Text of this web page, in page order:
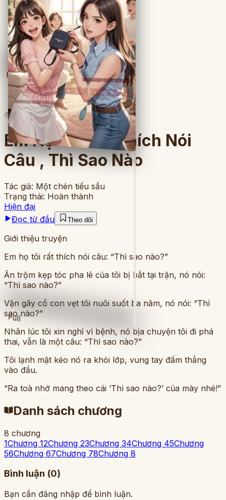
Full
Full
4 lượt đọc· 8chương
Em Họ Tôi Rất Thích Nói
Câu , Thì Sao Nào
Tác giả: Một chén tiếu sầu
Trạng thái: Hoàn thành
Hiện đại
Đọc từ đầu
Theo dõi
Giới thiệu truyện
Em họ tôi rất thích nói câu: “Thì sao nào?”
Ăn trộm kẹp tóc pha lê của tôi bị bắt tại trận, nó nói:
“Thì sao nào?”
Vặn gãy cổ con vẹt tôi nuôi suốt ba năm, nó nói: “Thì
sao nào?”
Nhân lúc tôi xin nghỉ vì bệnh, nó bịa chuyện tôi đi phá
thai, vẫn là một câu: “Thì sao nào?”
Tôi lạnh mặt kéo nó ra khỏi lớp, vung tay đấm thẳng
vào đầu.
“Ra toà nhớ mang theo cái ‘Thì sao nào?’ của mày nhé!”
Danh sách chương
8 chương
1Chương 12Chương 23Chương 34Chương 45Chương
56Chương 67Chương 78Chương 8
Bình luận (0)
Bạn cần đăng nhập để bình luận.